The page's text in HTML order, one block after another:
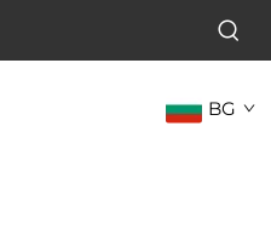
BG